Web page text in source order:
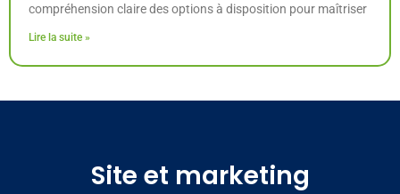
compréhension claire des options à disposition pour maîtriser
Lire la suite »
Site et marketing